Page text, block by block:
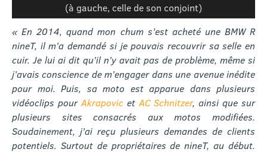
(à gauche, celle de son conjoint)
« En 2014, quand mon chum s’est acheté une BMW R
nineT, il m’a demandé si je pouvais recouvrir sa selle en
cuir. Je lui ai dit qu’il n’y avait pas de problème, même si
j’avais conscience de m’engager dans une avenue inédite
pour moi. Puis, sa moto est apparue dans plusieurs
vidéoclips pour Akrapovicet AC Schnitzer, ainsi que sur
plusieurs sites consacrés aux motos modifiées.
Soudainement, j’ai reçu plusieurs demandes de clients
potentiels. Surtout de propriétaires de nineT, au début.